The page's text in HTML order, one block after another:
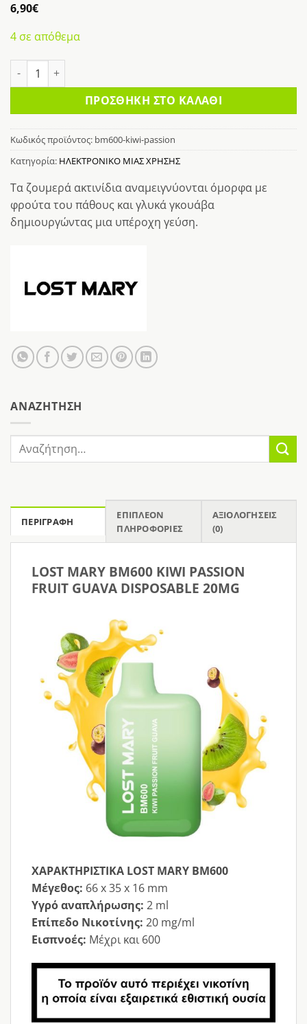
6,90€
4 σε απόθεμα
ΠΡΟΣΘΉΚΗ ΣΤΟ ΚΑΛΆΘΙ
Κωδικός προϊόντος: bm600-kiwi-passion
Κατηγορία: ΗΛΕΚΤΡΟΝΙΚΟ ΜΙΑΣ ΧΡΗΣΗΣ
Τα ζουμερά ακτινίδια αναμειγνύονται όμορφα με
φρούτα του πάθους και γλυκά γκουάβα
δημιουργώντας μια υπέροχη γεύση.
AΝΑΖΉΤΗΣΗ
Αναζήτηση
για:
ΠΕΡΙΓΡΑΦΉ
ΕΠΙΠΛΈΟΝ
ΠΛΗΡΟΦΟΡΊΕΣ
ΑΞΙΟΛΟΓΉΣΕΙΣ
(0)
LOST MARY BM600 KIWI PASSION
FRUIT GUAVA DISPOSABLE 20MG
ΧΑΡΑΚΤΗΡΙΣΤΙΚΑ LOST MARY BM600
Μέγεθος: 66 x 35 x 16 mm
Υγρό αναπλήρωσης: 2 ml
Επίπεδο Νικοτίνης: 20 mg/ml
Εισπνοές: Μέχρι και 600